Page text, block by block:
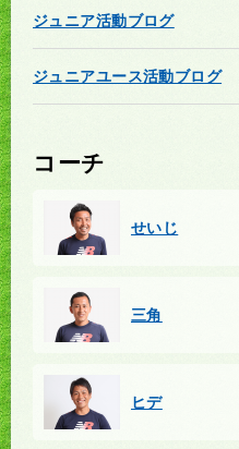
ジュニア活動ブログ
ジュニアユース活動ブログ
コーチ
せいじ
三角
ヒデ